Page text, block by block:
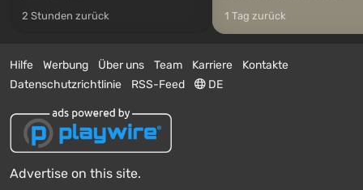
2 Stunden zurück 1 Tag zurück
Hilfe Werbung Über uns Team Karriere
Kontakte
Datenschutzrichtlinie
RSS-Feed DE
Advertise on this site.